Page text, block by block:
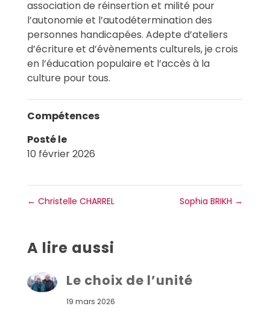
association de réinsertion et milité pour
l’autonomie et l’autodétermination des
personnes handicapées. Adepte d’ateliers
d’écriture et d’évènements culturels, je crois
en l’éducation populaire et l’accès à la
culture pour tous.
Compétences
Posté le
10 février 2026
← Christelle CHARREL Sophia BRIKH →
A lire aussi
Le choix de l’unité
19 mars 2026